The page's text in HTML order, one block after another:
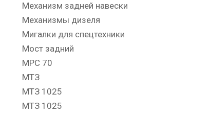
Механизм задней навески
Механизмы дизеля
Мигалки для спецтехники
Мост задний
МРС 70
МТЗ
МТЗ 1025
МТЗ 1025